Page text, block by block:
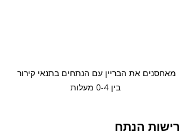
מאחסנים את הבריין עם הנתחים בתנאי קירור
בין 0-4 מעלות
רישות הנתח